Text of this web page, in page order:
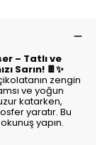
– Tatlı ve
Sarın! 🍫✨
zengin
ve yoğun
katarken,
yaratır. Bu
yapın.